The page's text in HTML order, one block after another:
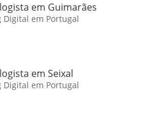
em Guimarães
em Portugal
em Seixal
em Portugal